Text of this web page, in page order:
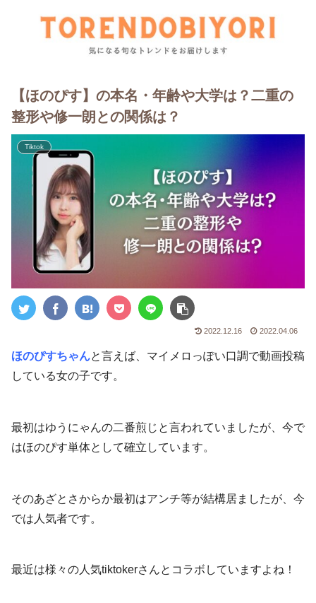
【ほのぴす】の本名・年齢や大学は？二重の
整形や修一朗との関係は？
Tiktok
2022.12.16 2022.04.06
ほのぴすちゃんと言えば、マイメロっぽい口調で動画投稿
している女の子です。
最初はゆうにゃんの二番煎じと言われていましたが、今で
はほのぴす単体として確立しています。
そのあざとさからか最初はアンチ等が結構居ましたが、今
では人気者です。
最近は様々の人気tiktokerさんとコラボしていますよね！